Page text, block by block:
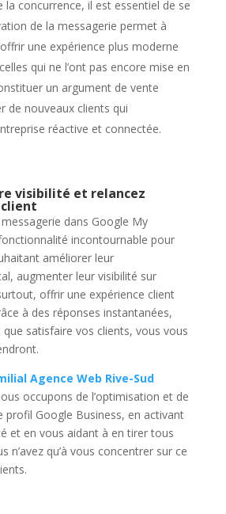
la concurrence, il est essentiel de se
de la messagerie permet à
une expérience plus moderne
qui ne l’ont pas encore mise en
un argument de vente
de nouveaux clients qui
réactive et connectée.
visibilité et relancez
dans Google My
incontournable pour
améliorer leur
augmenter leur visibilité sur
offrir une expérience client
à des réponses instantanées,
satisfaire vos clients, vous vous
Agence Web Rive-Sud
occupons de l’optimisation et de
profil Google Business, en activant
et en vous aidant à en tirer tous
n’avez qu’à vous concentrer sur ce